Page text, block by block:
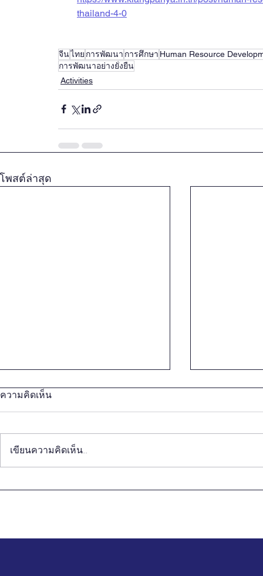
thailand-4-0
จีนไทย การพัฒนา การศึกษา Human Resource
การพัฒนาอย่างยั่งยืน
Activities
โพสต์ล่าสุด
สถาบันคลังปัญญาฯ นำคณะ
ชีวิตเกษตรกร ณ มูลนิธิ
สถาบันคลัง
ผู้สูงอายุไท
ความคิดเห็น
เขียนความคิดเห็น…